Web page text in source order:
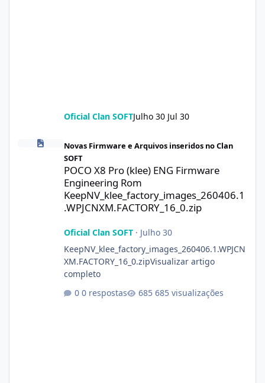
Oficial Clan SOFTJulho 30 Jul 30
POCO X8 Pro (klee) ENG Firmware Engineering Rom
Novas Firmware e Arquivos inseridos no Clan
SOFT
POCO X8 Pro (klee) ENG Firmware
Engineering Rom
KeepNV_klee_factory_images_260406.1
.WPJCNXM.FACTORY_16_0.zip
Oficial Clan SOFT· Julho 30
KeepNV_klee_factory_images_260406.1.WPJCN
XM.FACTORY_16_0.zipVisualizar artigo
completo
0 respostas
685 visualizações